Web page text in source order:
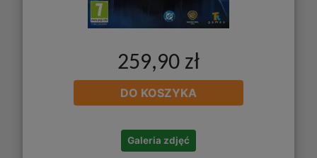
259,90 zł
DO KOSZYKA
Galeria zdjęć